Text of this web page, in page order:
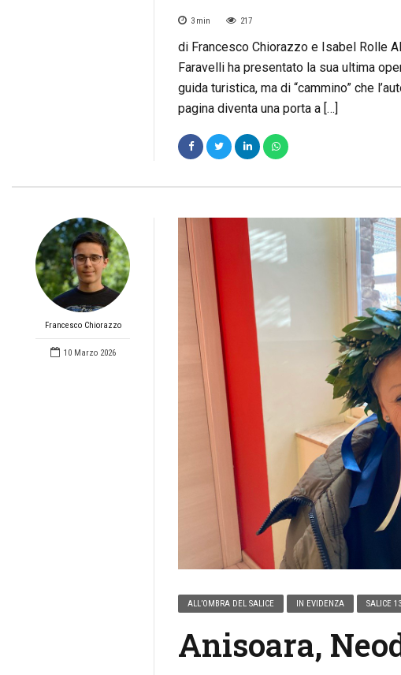
3 min 217
di Francesco Chiorazzo e Isabel Rolle
Faravelli ha presentato la sua ultima
guida turistica, ma di “cammino” che
pagina diventa una porta a […]
Francesco Chiorazzo
10 Marzo 2026
ALL’OMBRA DEL SALICE IN EVIDENZA SALICE
Anisoara,